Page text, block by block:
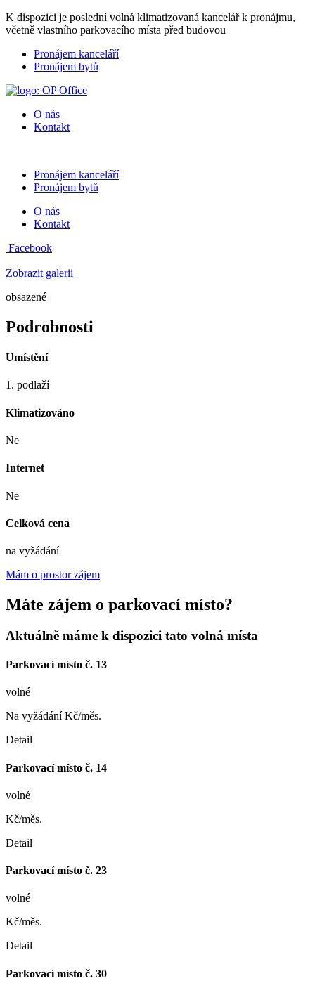
K dispozici je poslední volná klimatizovaná kancelář k pronájmu,
včetně vlastního parkovacího místa před budovou
Pronájem kanceláří
Pronájem bytů
O nás
Kontakt
Pronájem kanceláří
Pronájem bytů
O nás
Kontakt
Facebook
Zobrazit galerii
obsazené
Podrobnosti
Umístění
1. podlaží
Klimatizováno
Ne
Internet
Ne
Celková cena
na vyžádání
Mám o prostor zájem
Máte zájem o parkovací místo?
Aktuálně máme k dispozici tato volná místa
Parkovací místo č. 13
volné
Na vyžádání Kč/měs.
Detail
Parkovací místo č. 14
volné
Kč/měs.
Detail
Parkovací místo č. 23
volné
Kč/měs.
Detail
Parkovací místo č. 30